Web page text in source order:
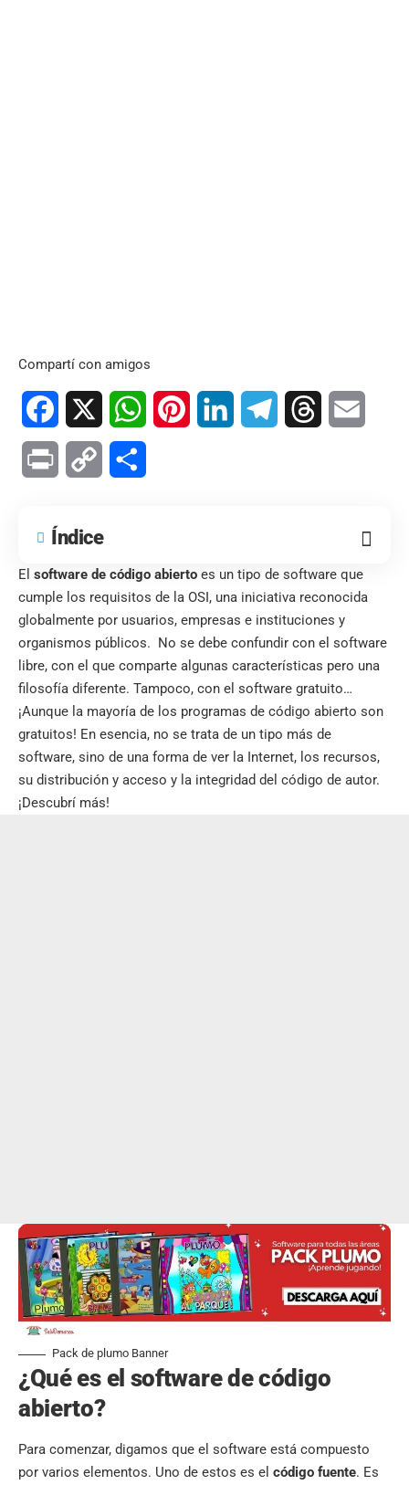
Compartí con amigos
Facebook WhatsAppPinterest LinkedIn TelegramThreads
Print Copy
Índice
El software de código abierto es un tipo de software que
cumple los requisitos de la OSI, una iniciativa reconocida
globalmente por usuarios, empresas e instituciones y
organismos públicos. No se debe confundir con el software
libre, con el que comparte algunas características pero una
filosofía diferente. Tampoco, con el software gratuito…
¡Aunque la mayoría de los programas de código abierto son
gratuitos! En esencia, no se trata de un tipo más de
software, sino de una forma de ver la Internet, los recursos,
su distribución y acceso y la integridad del código de autor.
¡Descubrí más!
Pack de plumo Banner
¿Qué es el software de código
abierto?
Para comenzar, digamos que el software está compuesto
por varios elementos. Uno de estos es el código fuente. Es